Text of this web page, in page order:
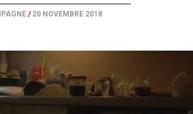
/ 20 NOVEMBRE 2018